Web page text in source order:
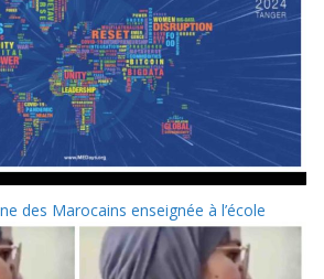
des Marocains enseignée à l’école